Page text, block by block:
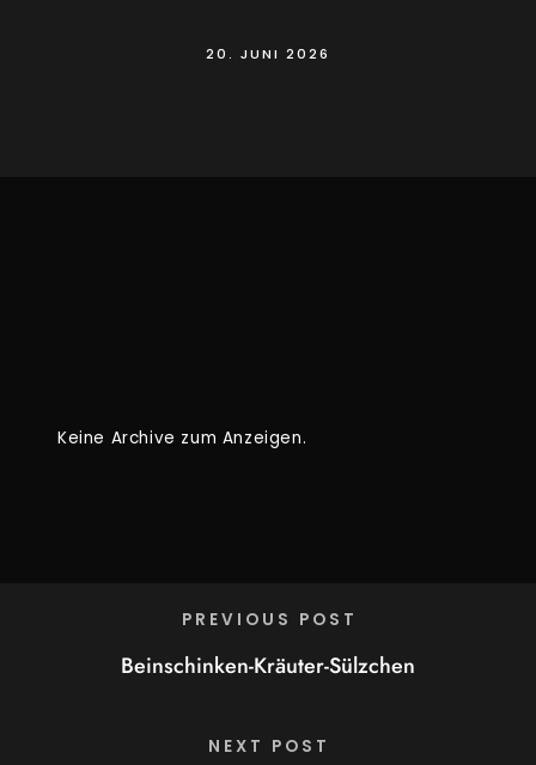
20. JUNI 2026
Keine Archive zum Anzeigen.
PREVIOUS POST
Beinschinken-Kräuter-Sülzchen
NEXT POST